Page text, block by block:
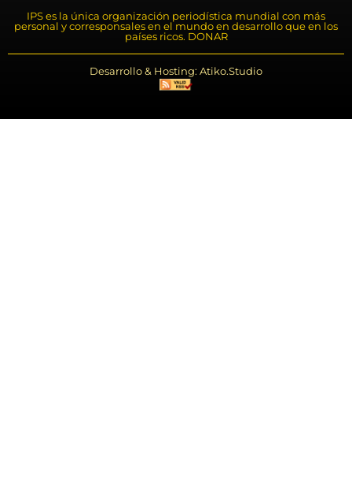
IPS es la única organización periodística mundial con más
personal y corresponsales en el mundo en desarrollo que en los
países ricos. DONAR
Desarrollo & Hosting: Atiko.Studio